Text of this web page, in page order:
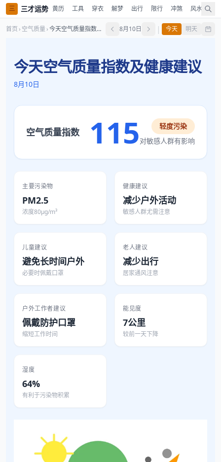
三 三才运势 黄历 工具 穿衣 解梦 出行 限行 冲煞 风水 时
首页 › 空气质量› 今天空气质量指数及健康建议 8月10日 | 今天 明天
今天空气质量指数及健康建议
8月10日
空气质量指数 115
轻度污染
对敏感人群有影响
主要污染物
PM2.5
浓度80μg/m³
健康建议
减少户外活动
敏感人群尤需注意
儿童建议
避免长时间户外
必要时佩戴口罩
老人建议
减少出行
居家通风注意
户外工作者建议
佩戴防护口罩
缩短工作时间
能见度
7公里
较前一天下降
湿度
64%
有利于污染物积累